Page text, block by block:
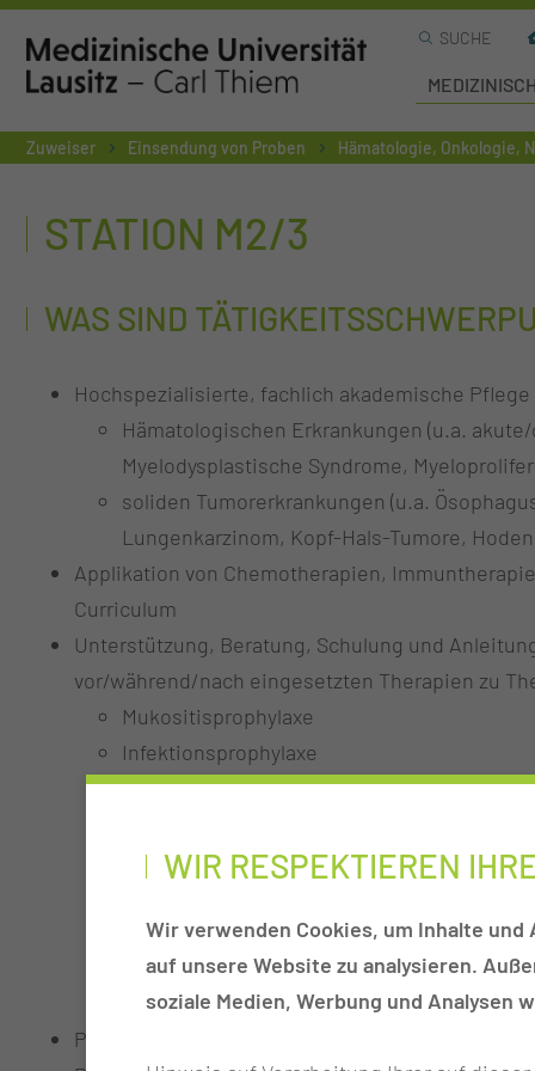
SUCHE
Zuweiser Einsendung von Proben Hämatologie, Onkologie,
STATION M2/3
WAS SIND
Hochspezialisierte, fachlich akademische
Hämatologischen Erkrankungen (u.a.
Myelodysplastische Syndrome,
soliden Tumorerkrankungen (u.a.
Lungenkarzinom, Kopf-Hals-Tumore,
Applikation von Chemotherapien,
Curriculum
Unterstützung, Beratung, Schulung und
vor/während/nach eingesetzten Therapien zu
Mukositisprophylaxe
Infektionsprophylaxe
Blutbildveränderungen
Fatique
Obstipation/Diarrhoe
Alopezie (Haarausfall)
Kryokonservierung von Spermien/Eizellen
Pflegerische Versorgung von Patientinnen und
WIR RESPEKTIEREN
Wir verwenden Cookies, um Inhalte
auf unsere Website zu analysieren.
soziale Medien, Werbung und Analysen